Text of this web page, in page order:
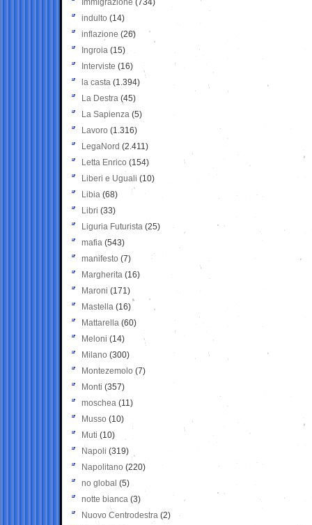
Immigrazione (734)
indulto (14)
inflazione (26)
Ingroia (15)
Interviste (16)
la casta (1.394)
La Destra (45)
La Sapienza (5)
Lavoro (1.316)
LegaNord (2.411)
Letta Enrico (154)
Liberi e Uguali (10)
Libia (68)
Libri (33)
Liguria Futurista (25)
mafia (543)
manifesto (7)
Margherita (16)
Maroni (171)
Mastella (16)
Mattarella (60)
Meloni (14)
Milano (300)
Montezemolo (7)
Monti (357)
moschea (11)
Musso (10)
Muti (10)
Napoli (319)
Napolitano (220)
no global (5)
notte bianca (3)
Nuovo Centrodestra (2)